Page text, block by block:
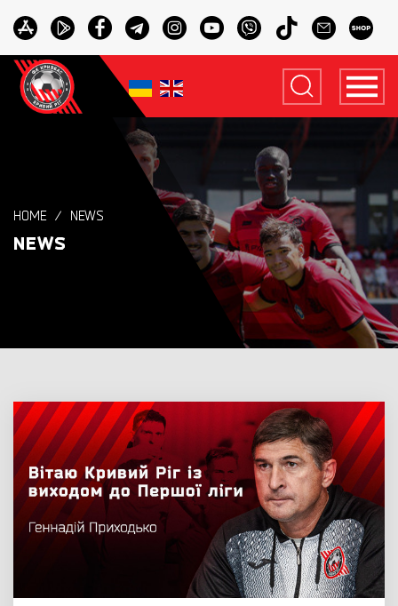
HOME NEWS
NEWS